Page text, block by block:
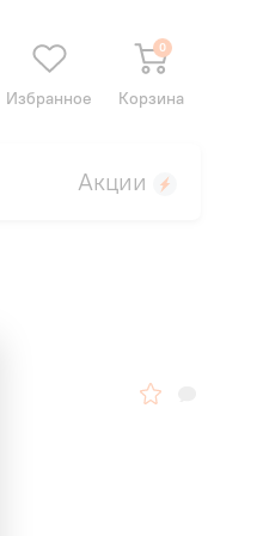
Избранное
0
Корзина
Акции